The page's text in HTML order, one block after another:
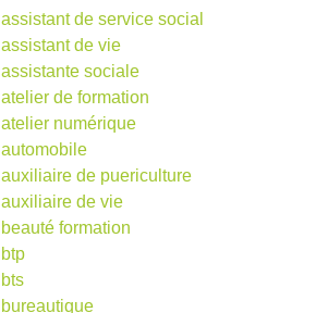
assistant de service social
assistant de vie
assistante sociale
atelier de formation
atelier numérique
automobile
auxiliaire de puericulture
auxiliaire de vie
beauté formation
btp
bts
bureautique